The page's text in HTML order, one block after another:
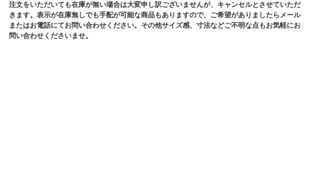
注文をいただいても在庫が無い場合は大変申し訳ございませんが、キャンセルとさせていただ
きます。表示が在庫無しでも手配が可能な商品もありますので、ご希望がありましたらメール
またはお電話にてお問い合わせください。その他サイズ感、寸法などご不明な点もお気軽にお
問い合わせくださいませ。